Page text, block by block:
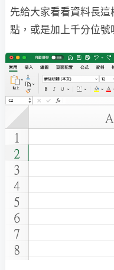
先給大家看看資料長
點，或是加上千分位號